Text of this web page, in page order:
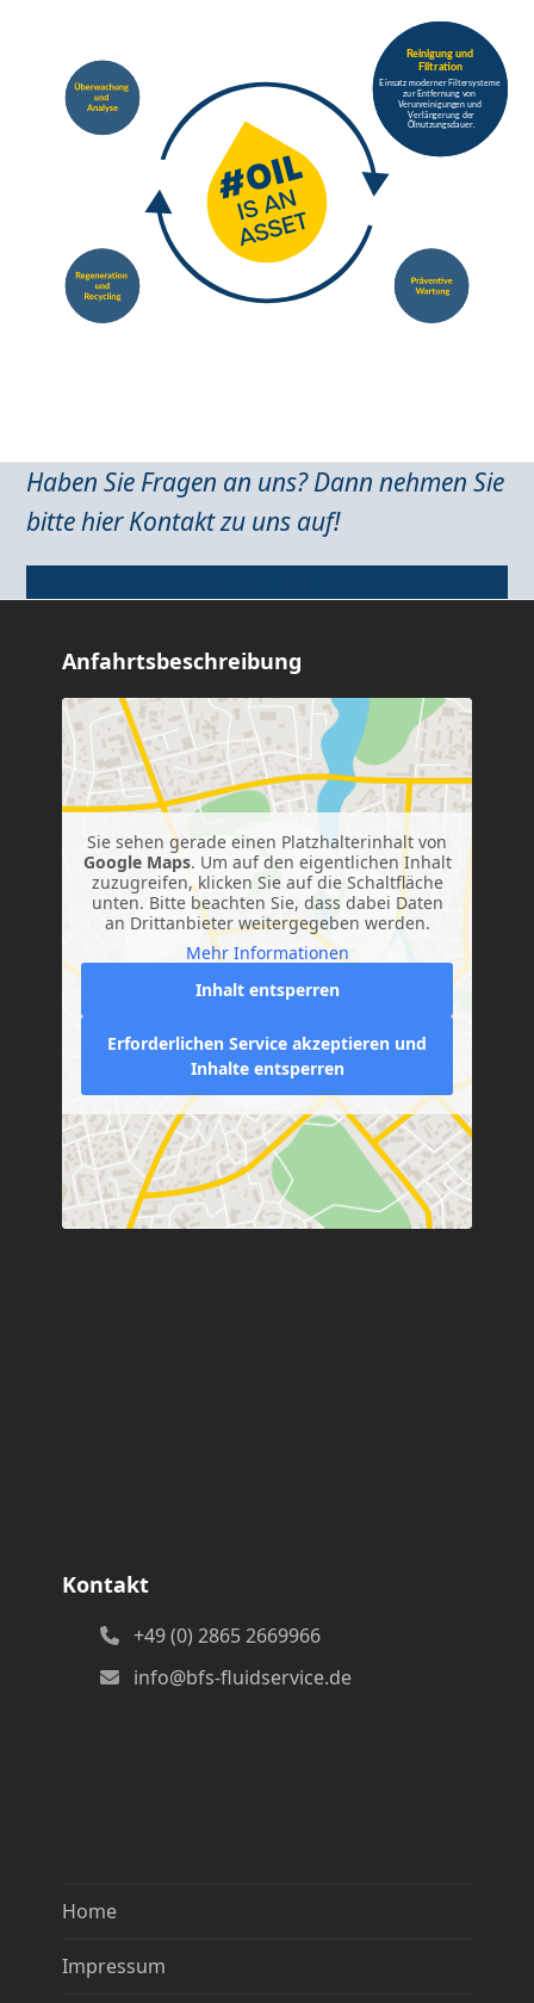
Einsatz moderner Filtersysteme
zur Entfernung von
Verunreinigungen und
Verlängerung der
Ö lnutzungsdauer.
Reinigung und
Filtration
Haben Sie Fragen an uns? Dann nehmen Sie
bitte hier Kontakt zu uns auf!
Anfahrtsbeschreibung
Sie sehen gerade einen Platzhalterinhalt von
Google Maps. Um auf den eigentlichen Inhalt
zuzugreifen, klicken Sie auf die Schaltfläche
unten. Bitte beachten Sie, dass dabei Daten
an Drittanbieter weitergegeben werden.
Mehr Informationen
Inhalt entsperren
Erforderlichen Service akzeptieren und
Inhalte entsperren
Kontakt
+49 (0) 2865 2669966
info@bfs-fluidservice.de
Home
Impressum